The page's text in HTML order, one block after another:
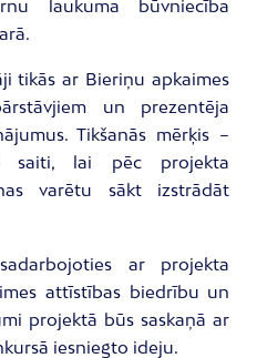
laukuma būvniecība
tikās ar Bieriņu apkaimes
un prezentēja
Tikšanās mērķis –
saiti, lai pēc projekta
varētu sākt izstrādāt
ar projekta
attīstības biedrību un
projektā būs saskaņā ar
iesniegto ideju.